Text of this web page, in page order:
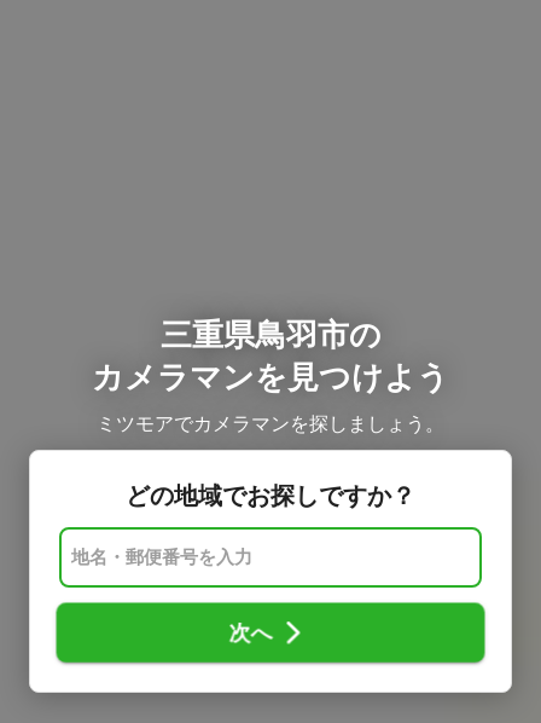
三重県鳥羽市の
カメラマンを見つけよう
ミツモアでカメラマンを探しましょう。
どの地域でお探しですか？
次へ